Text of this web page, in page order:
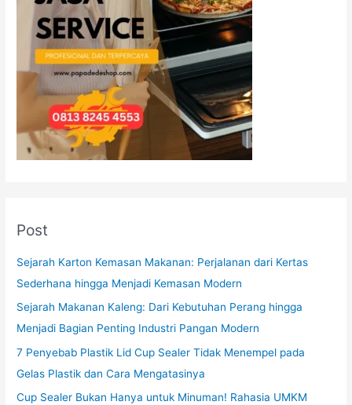
Post
Sejarah Karton Kemasan Makanan: Perjalanan dari Kertas
Sederhana hingga Menjadi Kemasan Modern
Sejarah Makanan Kaleng: Dari Kebutuhan Perang hingga
Menjadi Bagian Penting Industri Pangan Modern
7 Penyebab Plastik Lid Cup Sealer Tidak Menempel pada
Gelas Plastik dan Cara Mengatasinya
Cup Sealer Bukan Hanya untuk Minuman! Rahasia UMKM